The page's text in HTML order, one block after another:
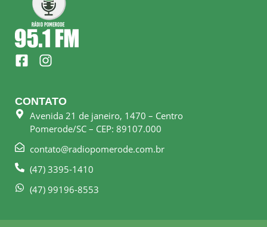
F
a
e
b
o
k
s
q
a
I
n
t
a
g
r
a
m
CONTATO
Avenida 21 de janeiro, 1470 – Centro
Pomerode/SC – CEP: 89107.000
contato@radiopomerode.com.br
(47) 3395-1410
(47) 99196-8553